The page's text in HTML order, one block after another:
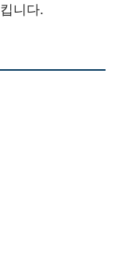
니다.